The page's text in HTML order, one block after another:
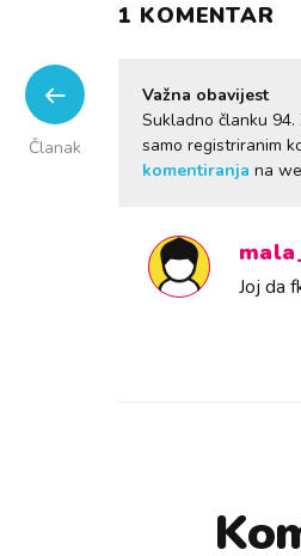
1 KOMENTAR
Članak
Važna obavijest
Sukladno članku
samo registriranim
komentiranja na
Joj da